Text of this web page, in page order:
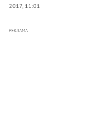
2017, 11:01
РЕКЛАМА